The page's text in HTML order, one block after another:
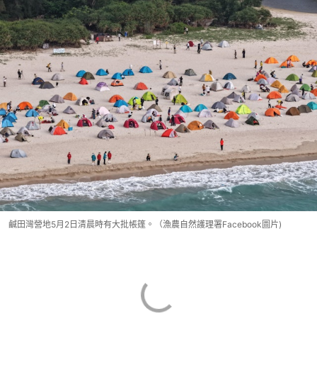
鹹田灣營地5月2日清晨時有大批帳篷。（漁農自然護理署Facebook圖片)